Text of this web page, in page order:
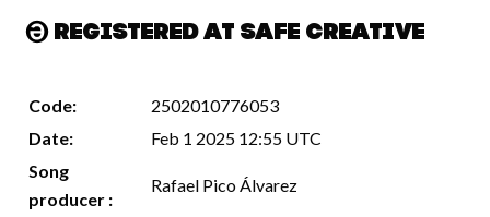
Registered at Safe Creative
Code:
2502010776053
Date:
Feb 1 2025 12:55 UTC
Song
producer :
Rafael Pico Álvarez